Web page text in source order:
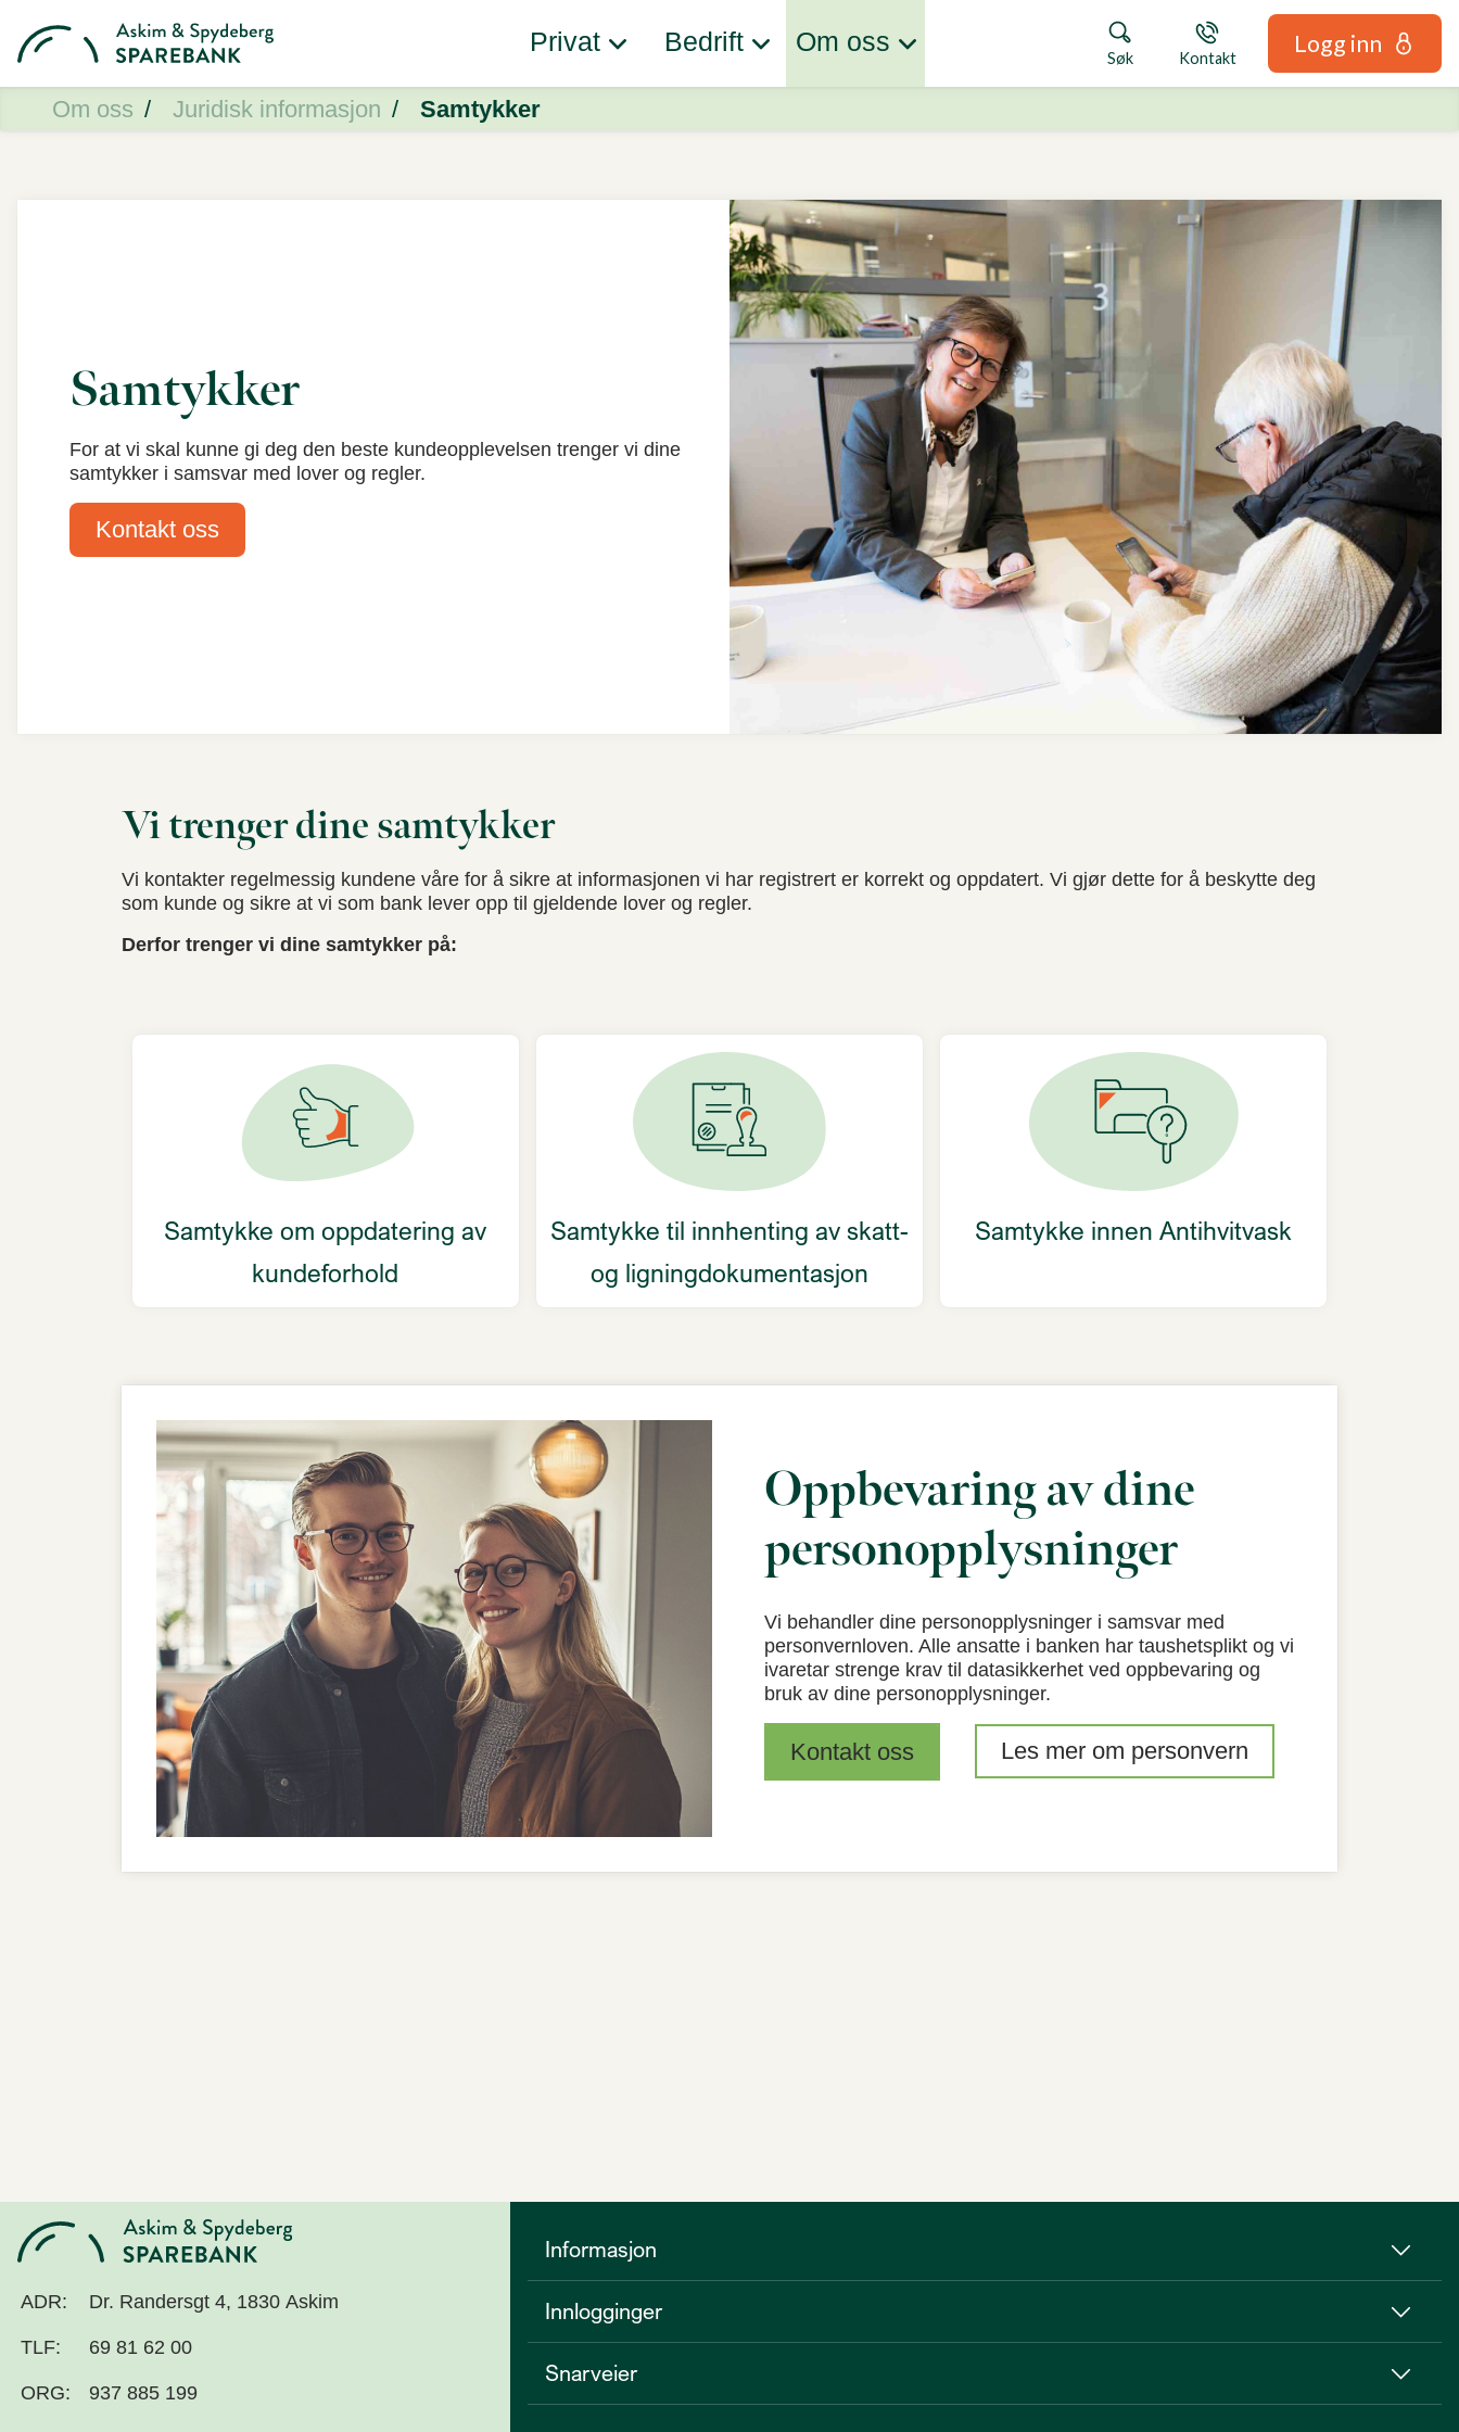
Om oss Juridisk informasjon Samtykker
Privat Bedrift Om oss
Søk Kontakt
Logg inn
Samtykker
For at vi skal kunne gi deg den beste kundeopplevelsen trenger vi dine
samtykker i samsvar med lover og regler.
Kontakt oss
Vi trenger dine samtykker
Vi kontakter regelmessig kundene våre for å sikre at informasjonen vi har registrert er korrekt og oppdatert. Vi gjør dette for å beskytte deg
som kunde og sikre at vi som bank lever opp til gjeldende lover og regler.
Derfor trenger vi dine samtykker på:
Samtykke om oppdatering av
kundeforhold
Samtykke til innhenting av skatt-
og ligningdokumentasjon
Samtykke innen Antihvitvask
Oppbevaring av dine
personopplysninger
Vi behandler dine personopplysninger i samsvar med
personvernloven. Alle ansatte i banken har taushetsplikt og vi
ivaretar strenge krav til datasikkerhet ved oppbevaring og
bruk av dine personopplysninger.
Kontakt oss Les mer om personvern
Informasjon
Innlogginger
Snarveier
ADR: Dr. Randersgt 4, 1830 Askim
TLF: 69 81 62 00
ORG: 937 885 199